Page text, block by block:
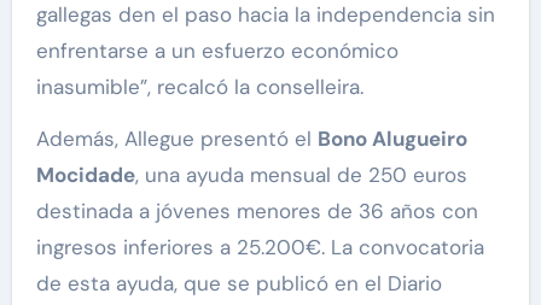
gallegas den el paso hacia la independencia sin
enfrentarse a un esfuerzo económico
inasumible”, recalcó la conselleira.
Además, Allegue presentó el Bono Alugueiro
Mocidade, una ayuda mensual de 250 euros
destinada a jóvenes menores de 36 años con
ingresos inferiores a 25.200€. La convocatoria
de esta ayuda, que se publicó en el Diario